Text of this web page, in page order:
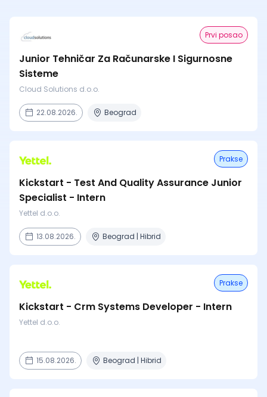
Prvi posao
Junior Tehničar Za Računarske I Sigurnosne
Sisteme
Cloud Solutions d.o.o.
22.08.2026. Beograd
Prakse
Kickstart - Test And Quality Assurance Junior
Specialist - Intern
Yettel d.o.o.
13.08.2026. Beograd | Hibrid
Prakse
Kickstart - Crm Systems Developer - Intern
Yettel d.o.o.
15.08.2026. Beograd | Hibrid